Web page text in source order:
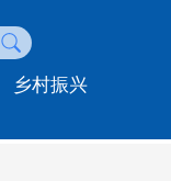
乡村振兴